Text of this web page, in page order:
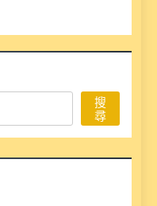
搜
尋